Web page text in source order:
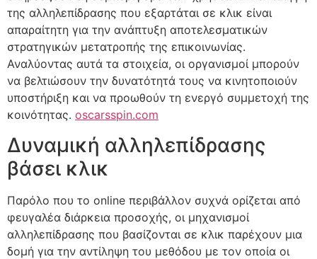
της αλληλεπίδρασης που εξαρτάται σε κλικ είναι
απαραίτητη για την ανάπτυξη αποτελεσματικών
στρατηγικών μετατροπής της επικοινωνίας.
Αναλύοντας αυτά τα στοιχεία, οι οργανισμοί μπορούν
να βελτιώσουν την δυνατότητά τους να κινητοποιούν
υποστήριξη και να προωθούν τη ενεργό συμμετοχή της
κοινότητας. oscarsspin.com
Δυναμική αλληλεπίδρασης
βάσει κλικ
Παρόλο που το online περιβάλλον συχνά ορίζεται από
φευγαλέα διάρκεια προσοχής, οι μηχανισμοί
αλληλεπίδρασης που βασίζονται σε κλικ παρέχουν μια
δομή για την αντίληψη του μεθόδου με τον οποία οι